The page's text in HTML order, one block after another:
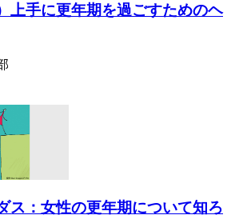
上手に更年期を過ごすためのヘ
ス：女性の更年期について知ろ